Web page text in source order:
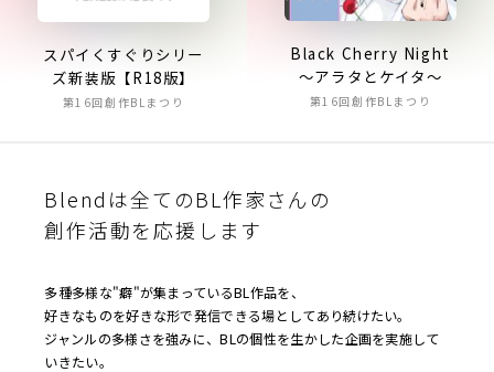
スパイくすぐりシリー
ズ新装版【R18版】
第16回創作BLまつり
Black Cherry Night
～アラタとケイタ～
第16回創作BLまつり
Blendは全てのBL作家さんの
創作活動を応援します
多種多様な"癖"が集まっているBL作品を、
好きなものを好きな形で発信できる場としてあり続けたい。
ジャンルの多様さを強みに、BLの個性を生かした企画を実施して
いきたい。